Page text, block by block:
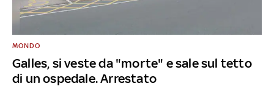
Galles, si veste da "morte" e sale sul tetto
di un ospedale. Arrestato
MONDO